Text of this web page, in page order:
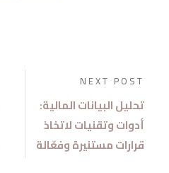
NEXT POST
تحليل البيانات المالية:
أدوات وتقنيات لاتخاذ
قرارات مستنيرة وفعّالة